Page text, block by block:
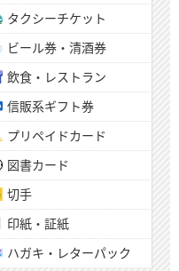
タクシーチケット
ビール券・清酒券
飲食・レストラン
信販系ギフト券
プリペイドカード
図書カード
切手
印紙・証紙
ハガキ・レターパック